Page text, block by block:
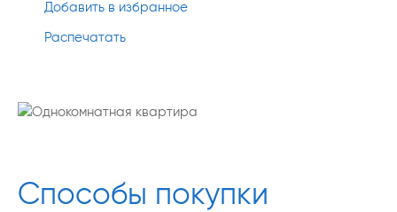
Добавить в избранное
Распечатать
Способы покупки